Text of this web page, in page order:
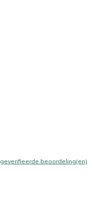
geverifieerde beoordeling(en)